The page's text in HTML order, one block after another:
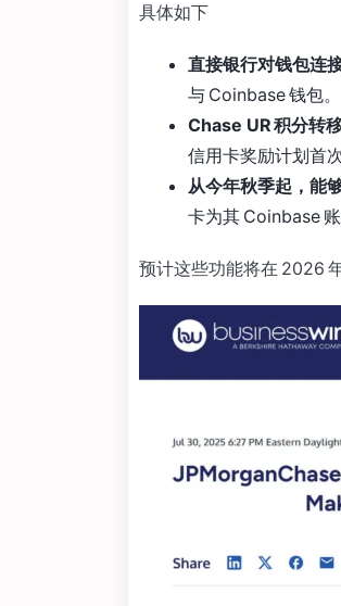
具体如下
直接银行对钱包连
与 Coinbase 钱包。
Chase UR 积分转移
信用卡奖励计划首
从今年秋季起，能
卡为其 Coinbase 账
预计这些功能将在 2026